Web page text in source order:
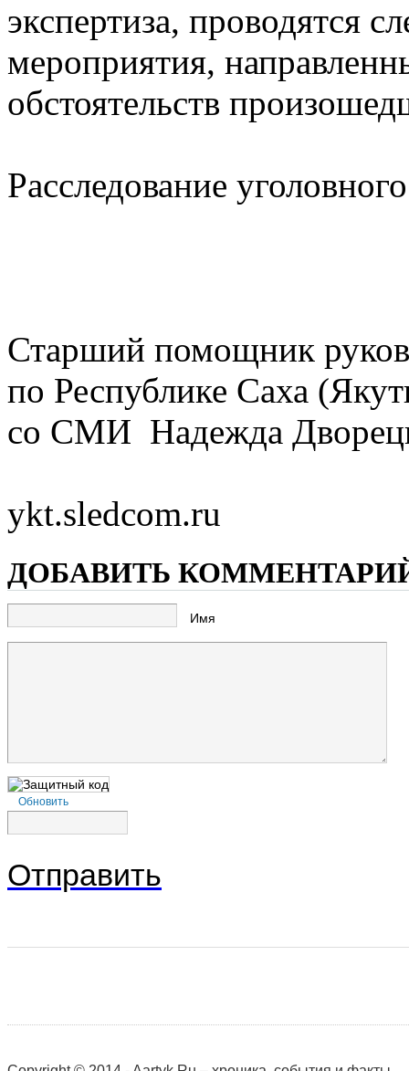
экспертиза, проводятся
мероприятия,
обстоятельств
Расследование
Старший помощник
по Республике Саха
со СМИ Надежда
ykt.sledcom.ru
ДОБАВИТЬ
Имя
Обновить
Отправить